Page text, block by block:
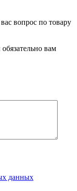
вопрос по товару
вам
данных